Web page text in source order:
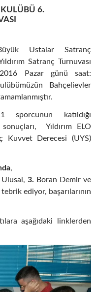
KULÜBÜ 6.
Ustalar Satranç
Satranç Turnuvası
Pazar günü saat:
Bahçelievler
sporcunun katıldığı
Yıldırım ELO
Kuvvet Derecesi (UYS)
,
3. Boran Demir ve
ediyor, başarılarının
aşağıdaki linklerden